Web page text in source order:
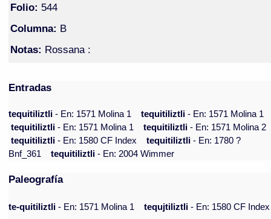
Folio: 544
Columna: B
Notas: Rossana :
Entradas
tequitiliztli- En: 1571 Molina 1 tequitiliztli- En: 1571 Molina 1
tequitiliztli- En: 1571 Molina 1 tequitiliztli- En: 1571 Molina 2
tequitiliztli- En: 1580 CF Index tequitiliztli- En: 1780 ?
Bnf_361
tequitiliztli- En: 2004 Wimmer
Paleografía
te-quitiliztli - En: 1571 Molina 1 tequjtiliztli - En: 1580 CF Index